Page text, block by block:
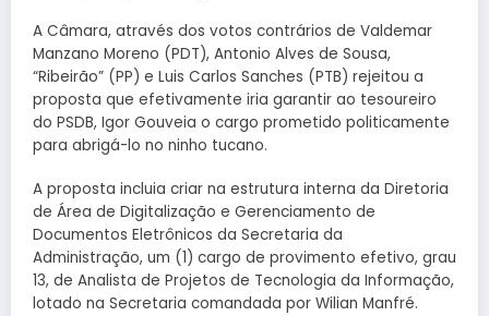
A Câmara, através dos votos contrários de Valdemar
Manzano Moreno (PDT), Antonio Alves de Sousa,
“Ribeirão” (PP) e Luis Carlos Sanches (PTB) rejeitou a
proposta que efetivamente iria garantir ao tesoureiro
do PSDB, Igor Gouveia o cargo prometido politicamente
para abrigá-lo no ninho tucano.
A proposta incluia criar na estrutura interna da Diretoria
de Área de Digitalização e Gerenciamento de
Documentos Eletrônicos da Secretaria da
Administração, um (1) cargo de provimento efetivo, grau
13, de Analista de Projetos de Tecnologia da Informação,
lotado na Secretaria comandada por Wilian Manfré.